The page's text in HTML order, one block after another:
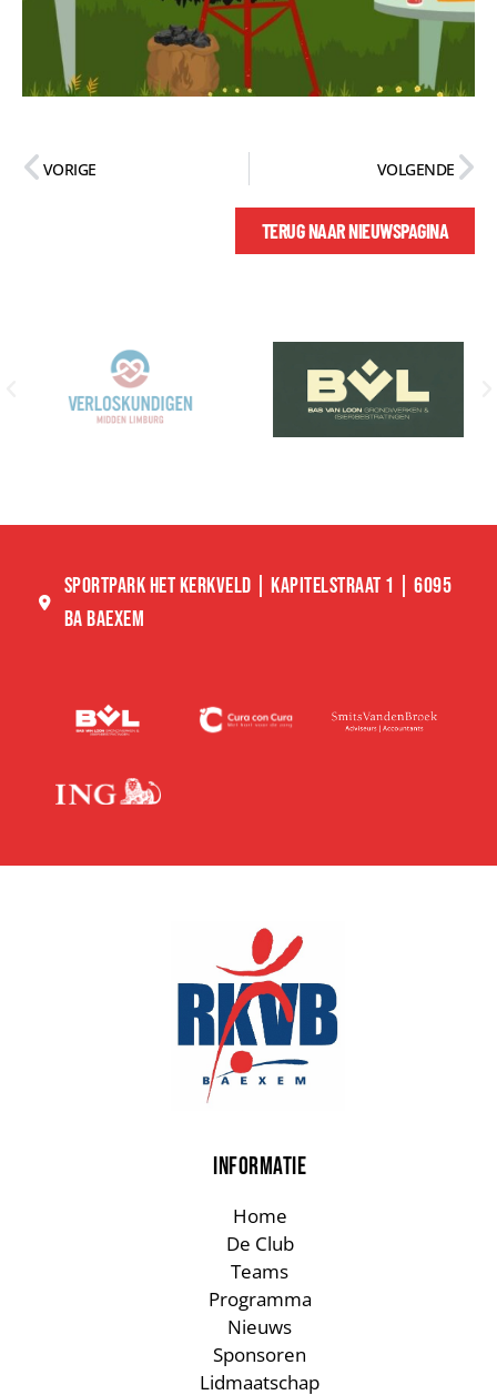
VORIGE VOLGENDE
TERUG NAAR NIEUWSPAGINA
SPORTPARK HET KERKVELD | KAPITELSTRAAT 1 | 6095
BA BAEXEM
INFORMATIE
Home
De Club
Teams
Programma
Nieuws
Sponsoren
Lidmaatschap